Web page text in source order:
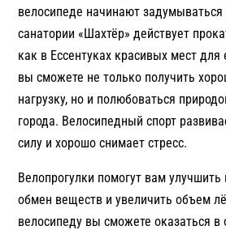
велосипеде начинают задумываться
санатории «Шахтёр» действует
как в Ессентуках красивых мест
вы сможете не только получить
нагрузку, но и полюбоваться
города. Велосипедный спорт
силу и хорошо снимает стресс.
Велопрогулки помогут вам
обмен веществ и увеличить объем
велосипеду вы сможете оказаться в